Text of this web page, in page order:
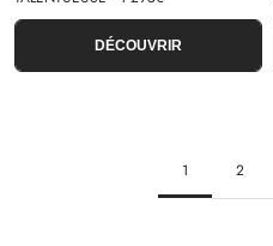
DÉCOUVRIR
1 2